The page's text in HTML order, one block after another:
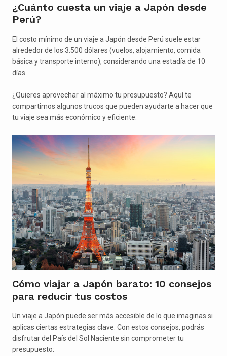
¿Cuánto cuesta un viaje a Japón desde
Perú?
El costo mínimo de un viaje a Japón desde Perú suele estar
alrededor de los 3.500 dólares (vuelos, alojamiento, comida
básica y transporte interno), considerando una estadía de 10
días.
¿Quieres aprovechar al máximo tu presupuesto? Aquí te
compartimos algunos trucos que pueden ayudarte a hacer que
tu viaje sea más económico y eficiente.
Cómo viajar a Japón barato: 10 consejos
para reducir tus costos
Un viaje a Japón puede ser más accesible de lo que imaginas si
aplicas ciertas estrategias clave. Con estos consejos, podrás
disfrutar del País del Sol Naciente sin comprometer tu
presupuesto: